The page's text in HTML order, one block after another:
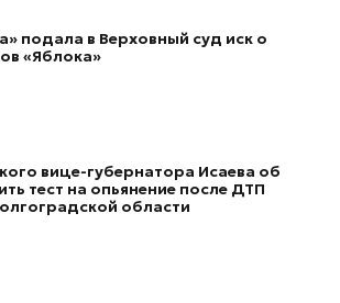
подала в Верховный суд иск о
«Яблока»
вице-губернатора Исаева об
тест на опьянение после ДТП
области